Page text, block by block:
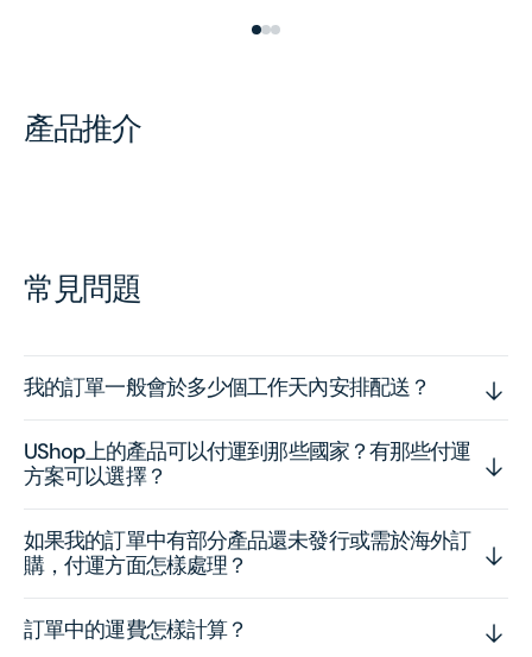
產品推介
常見問題
我的訂單一般會於多少個工作天內安排配送？
UShop上的產品可以付運到那些國家？有那些付運
方案可以選擇？
如果我的訂單中有部分產品還未發行或需於海外訂
購，付運方面怎樣處理？
訂單中的運費怎樣計算？